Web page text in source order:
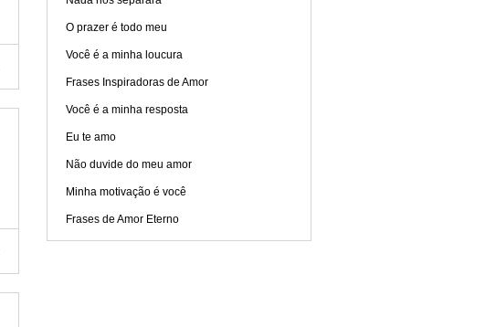
O prazer é todo meu
Você é a minha loucura
Frases Inspiradoras de Amor
Você é a minha resposta
Eu te amo
Não duvide do meu amor
Minha motivação é você
Frases de Amor Eterno